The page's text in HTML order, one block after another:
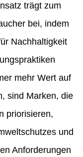
trägt zum
bei, indem
Nachhaltigkeit
mehr Wert auf
sind Marken, die
priorisieren,
und
Anforderungen